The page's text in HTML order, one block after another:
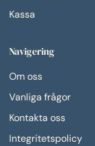
Kassa
Navigering
Om oss
Vanliga frågor
Kontakta oss
Integritetspolicy